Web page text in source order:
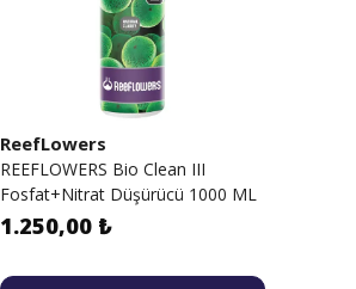
ReefLowers
REEFLOWERS Bio Clean III
Fosfat+Nitrat Düşürücü 1000 ML
1.250,00 ₺